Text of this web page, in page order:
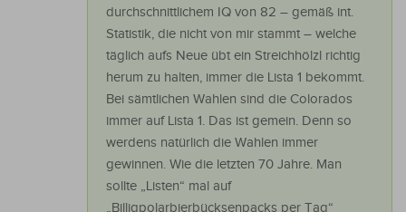
durchschnittlichem IQ von 82 – gemäß int.
Statistik, die nicht von mir stammt – welche
täglich aufs Neue übt ein Streichhölzl richtig
herum zu halten, immer die Lista 1 bekommt.
Bei sämtlichen Wahlen sind die Colorados
immer auf Lista 1. Das ist gemein. Denn so
werdens natürlich die Wahlen immer
gewinnen. Wie die letzten 70 Jahre. Man
sollte „Listen“ mal auf
„Billigpolarbierbücksenpacks per Tag“